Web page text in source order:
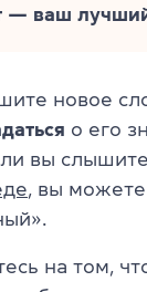
— ваш
новое
о его
вы
, вы можете
на том,